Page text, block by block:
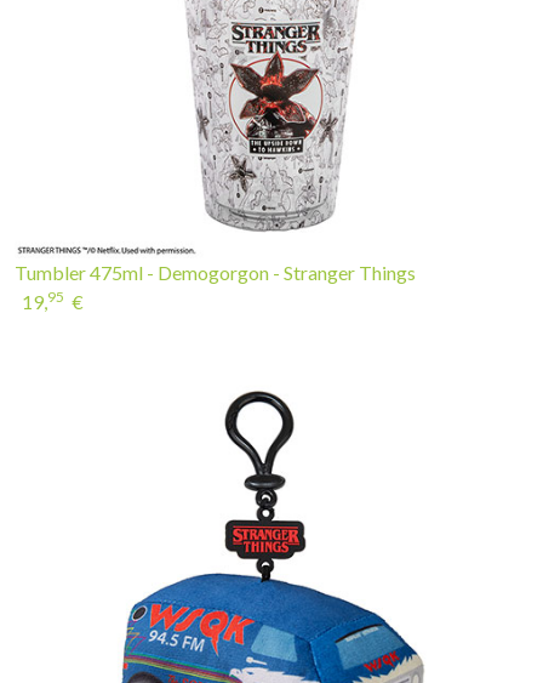
Tumbler 475ml - Demogorgon - Stranger Things
19,95 €